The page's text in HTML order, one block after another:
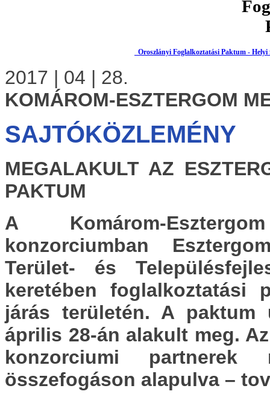
Oroszlányi Foglalkoztatási Paktum -
2017 | 04 | 28.
KOMÁROM-ESZTERGOM
SAJTÓKÖZLEMÉNY
MEGALAKULT AZ
PAKTUM
A Komárom-
konzorciumban
Terület- és
keretében foglalkoztatási
járás területén. A
április 28-án alakult meg.
konzorciumi
összefogáson alapulva –